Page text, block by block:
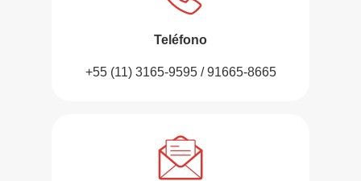
Teléfono
+55 (11) 3165-9595 / 91665-8665